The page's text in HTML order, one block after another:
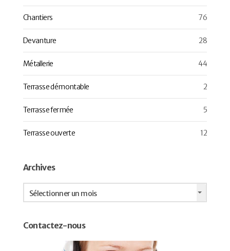
Chantiers 76
Devanture 28
Métallerie 44
Terrasse démontable 2
Terrasse fermée 5
Terrasse ouverte 12
Archives
Archives
Sélectionner un mois
Contactez-nous